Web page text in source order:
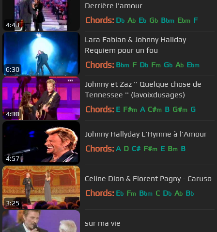
4:43
Derrière l'amour
Chords: Db Ab Eb Gb Bbm Ebm F
6:30
Lara Fabian & Johnny Haliday
Requiem pour un fou
Chords: Bbm F Db Fm Gb Ab Ebm
4:30
Johnny et Zaz '' Quelque chose de
Tennessee '' (lavoixdusages)
Chords: E F#m A C#m B G#m G
4:57
Johnny Hallyday L'Hymne à l'Amour
Chords: A D C# F#m E Bm B
3:25
Celine Dion & Florent Pagny - Caruso
Chords: Eb Fm Bbm C Db Ab Bb
sur ma vie